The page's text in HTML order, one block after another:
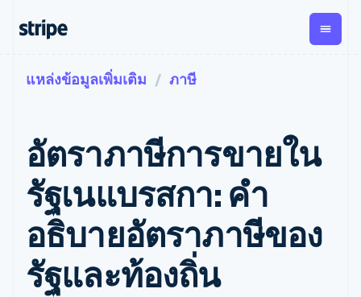
การชำระเงิน
การชำระเงิน
ออนไลน์
Payment links
การชำระเงิน
แบบไม่ต้อง
เขียนโค้ด
Checkout
UI การชำระ
เงินสำเร็จรูป
Elements
องค์ประกอบ UI
รายรับ
รายรับตาม
แบบแผนล่วง
หน้า
Metronome
การเรียกเก็บ
ใช้งาน
การชำระเงิน
ตามรอบบิล
การจัดการ
การชำระเงิน
ตามรอบบิล
Invoicing
Global
ให้กับ
บุคคลที่
สาม
ตามขั้น
ตามกรณีใช้งาน
การค้าแบบใช้เอเจนต์
อีคอมเมิร์ซ
บริการทางการเงินที่ผสาน
รวมในตัว
การทำงานอัตโนมัติด้าน
เอกสารประกอบ
ไลบรารีและ SDK
Stripe Apps
คู่มือ
รับการชำระเงินออนไลน์
ติดตั้งใช้งานการชำระเงิน
สำเร็จรูป
เรียนรู้
คู่มือ
การสนับสนุน
รับการสนับสนุน
แพ็กเกจการสนับสนุนที่ได้
รับการจัดการ
บริการเฉพาะทาง
แหล่งข้อมูลเพิ่มเติม ภาษี
อัตราภาษีการขายใน
รัฐเนแบรสกา: คำ
อธิบายอัตราภาษีของ
รัฐและท้องถิ่น